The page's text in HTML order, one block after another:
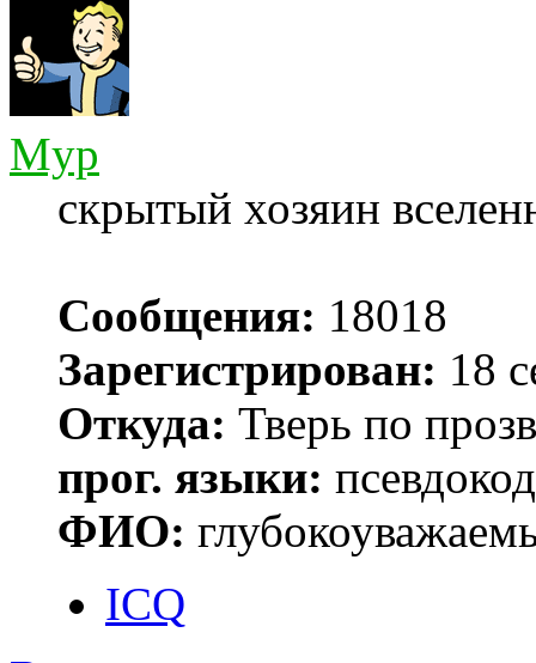
Myp
скрытый хозяин
Сообщения: 18018
Зарегистрирован: 18
Откуда: Тверь по
прог. языки:
ФИО:
ICQ